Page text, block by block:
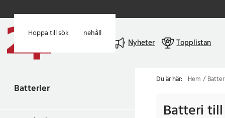
Hoppa till huvudinnehåll
Hoppa till sök
Nyheter Topplistan
Batterier
Du är här: Hem
Batteri till